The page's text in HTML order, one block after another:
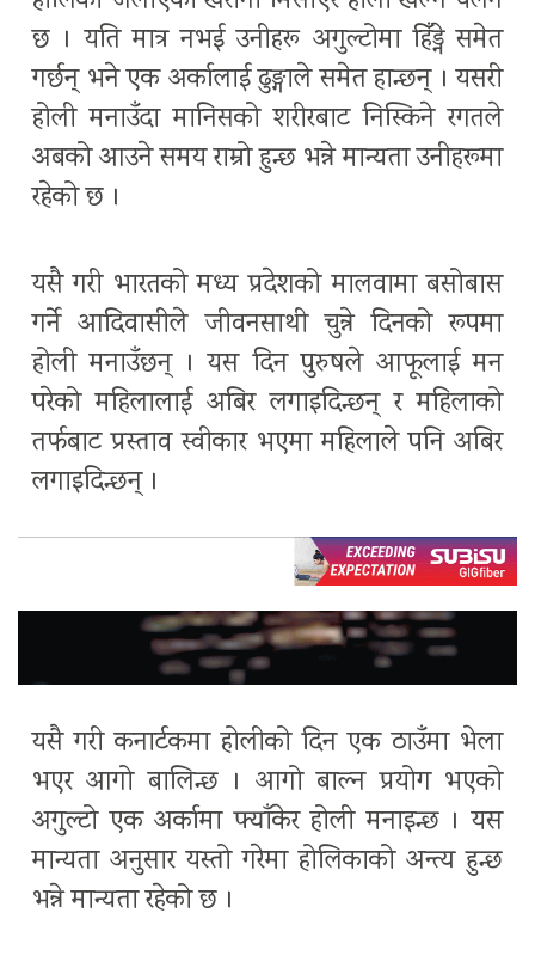
छ । यति मात्र नभई उनीहरू अगुल्टोमा हिँड्ने समेत
गर्छन् भने एक अर्कालाई ढुङ्गाले समेत हान्छन् । यसरी
होली मनाउँदा मानिसको शरीरबाट निस्किने रगतले
अबको आउने समय राम्रो हुन्छ भन्ने मान्यता उनीहरूमा
रहेको छ ।
यसै गरी भारतको मध्य प्रदेशको मालवामा बसोबास
गर्ने आदिवासीले जीवनसाथी चुन्ने दिनको रूपमा
होली मनाउँछन् । यस दिन पुरुषले आफूलाई मन
परेको महिलालाई अबिर लगाइदिन्छन् र महिलाको
तर्फबाट प्रस्ताव स्वीकार भएमा महिलाले पनि अबिर
लगाइदिन्छन् ।
यसै गरी कनार्टकमा होलीको दिन एक ठाउँमा भेला
भएर आगो बालिन्छ । आगो बाल्न प्रयोग भएको
अगुल्टो एक अर्कामा फ्याँकेर होली मनाइन्छ । यस
मान्यता अनुसार यस्तो गरेमा होलिकाको अन्त्य हुन्छ
भन्ने मान्यता रहेको छ ।